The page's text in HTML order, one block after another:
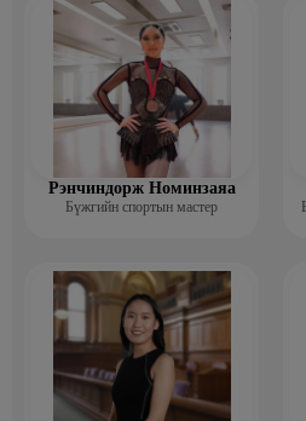
Рэнчиндорж Номинзаяа
Бүжгийн спортын мастер